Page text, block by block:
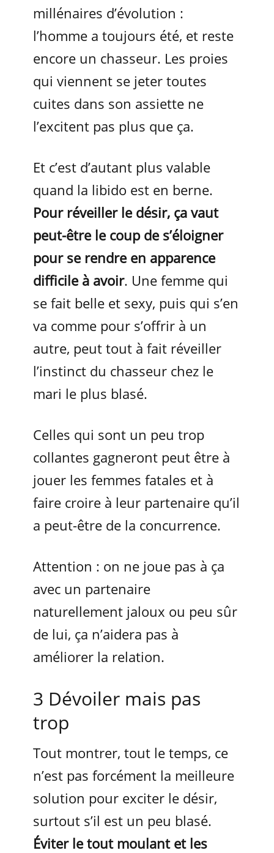
millénaires d’évolution :
l’homme a toujours été, et reste
encore un chasseur. Les proies
qui viennent se jeter toutes
cuites dans son assiette ne
l’excitent pas plus que ça.
Et c’est d’autant plus valable
quand la libido est en berne.
Pour réveiller le désir, ça vaut
peut-être le coup de s’éloigner
pour se rendre en apparence
difficile à avoir. Une femme qui
se fait belle et sexy, puis qui s’en
va comme pour s’offrir à un
autre, peut tout à fait réveiller
l’instinct du chasseur chez le
mari le plus blasé.
Celles qui sont un peu trop
collantes gagneront peut être à
jouer les femmes fatales et à
faire croire à leur partenaire qu’il
a peut-être de la concurrence.
Attention : on ne joue pas à ça
avec un partenaire
naturellement jaloux ou peu sûr
de lui, ça n’aidera pas à
améliorer la relation.
3 Dévoiler mais pas
trop
Tout montrer, tout le temps, ce
n’est pas forcément la meilleure
solution pour exciter le désir,
surtout s’il est un peu blasé.
Éviter le tout moulant et les